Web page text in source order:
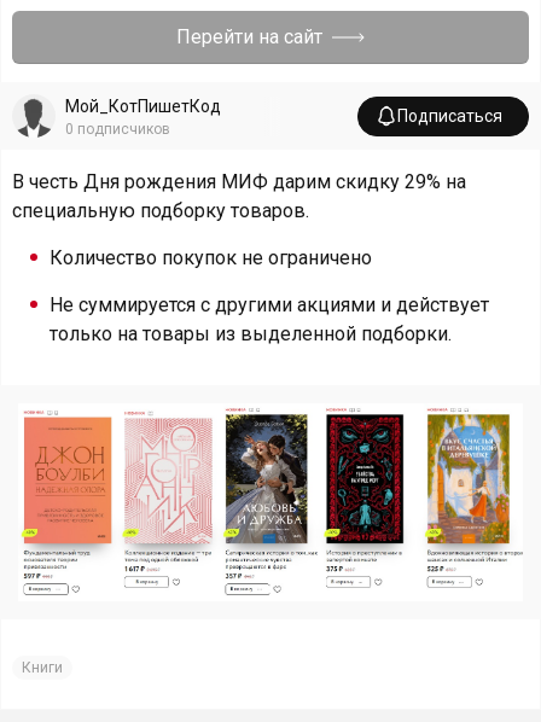
Перейти на сайт
Мой_КотПишетКод
0 подписчиков
Подписаться
В честь Дня рождения МИФ дарим скидку 29% на
специальную подборку товаров.
Количество покупок не ограничено
Не суммируется с другими акциями и действует
только на товары из выделенной подборки.
Книги